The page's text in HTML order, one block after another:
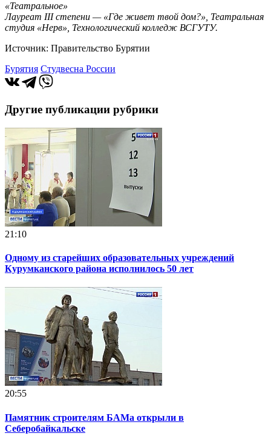
«Театральное»
Лауреат III степени — «Где живет твой дом?», Театральная
студия «Нерв», Технологический колледж ВСГУТУ.
Источник: Правительство Бурятии
Бурятия Студвесна России
Другие публикации рубрики
21:10
Одному из старейших образовательных учреждений
Курумканского района исполнилось 50 лет
20:55
Памятник строителям БАМа открыли в
Себеробайкальске